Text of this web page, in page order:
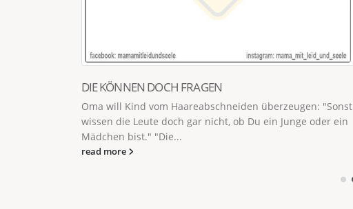
DIE KÖNNEN DOCH FRAGEN
Oma will Kind vom Haareabschneiden überzeugen: "Sonst
wissen die Leute doch gar nicht, ob Du ein Junge oder ein
Mädchen bist." "Die...
read more